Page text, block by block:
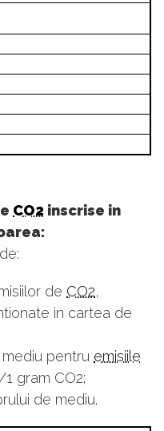
CO2 inscrise in
de CO2,
in cartea de
pentru emisiile
gram CO2;
de mediu.